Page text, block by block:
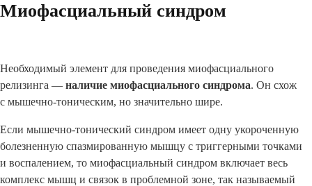
Миофасциальный синдром
Необходимый элемент для проведения миофасциального
релизинга — наличие миофасциального синдрома. Он схож
с мышечно-тоническим, но значительно шире.
Если мышечно-тонический синдром имеет одну укороченную
болезненную спазмированную мышцу с триггерными точками
и воспалением, то миофасциальный синдром включает весь
комплекс мышц и связок в проблемной зоне, так называемый